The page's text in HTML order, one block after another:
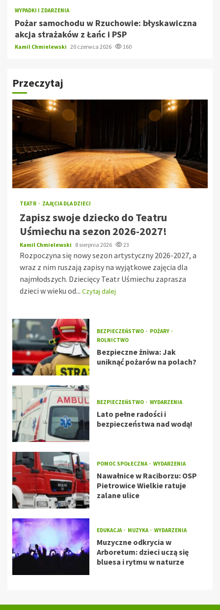
WYPADKI I ZDARZENIA
Pożar samochodu w Rzuchowie: błyskawiczna
akcja strażaków z Łańc i PSP
Kamil Chmielewski 20 czerwca 2026 160
Przeczytaj
TEATR ZAJĘCIA DLA DZIECI
Zapisz swoje dziecko do Teatru
Uśmiechu na sezon 2026-2027!
Kamil Chmielewski 8 sierpnia 2026 23
Rozpoczyna się nowy sezon artystyczny 2026-2027, a
wraz z nim ruszają zapisy na wyjątkowe zajęcia dla
najmłodszych. Dziecięcy Teatr Uśmiechu zaprasza
dzieci w wieku od... Czytaj dalej
BEZPIECZEŃSTWO
POŻARY
ROLNICTWO
Bezpieczne żniwa: Jak
uniknąć pożarów na polach?
BEZPIECZEŃSTWO WYDARZENIA
Lato pełne radości i
bezpieczeństwa nad wodą!
POMOC SPOŁECZNA WYDARZENIA
Nawałnice w Raciborzu: OSP
Pietrowice Wielkie ratuje
zalane ulice
EDUKACJA MUZYKA WYDARZENIA
Muzyczne odkrycia w
Arboretum: dzieci uczą się
bluesa i rytmu w naturze